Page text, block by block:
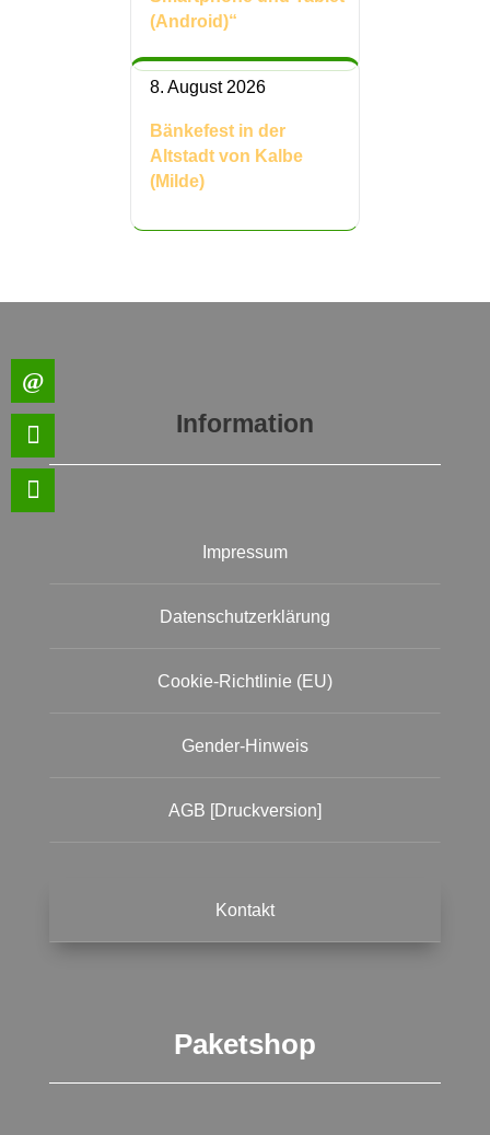
(Android)“
8. August 2026
Bänkefest in der
Altstadt von Kalbe
(Milde)
Information
Impressum
Datenschutzerklärung
Cookie-Richtlinie (EU)
Gender-Hinweis
AGB [Druckversion]
Kontakt
Paketshop